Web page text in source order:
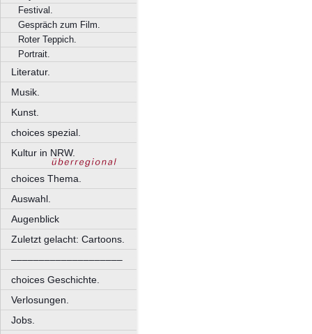
Festival.
Gespräch zum Film.
Roter Teppich.
Portrait.
Literatur.
Musik.
Kunst.
choices spezial.
Kultur in NRW.
choices Thema.
Auswahl.
Augenblick
Zuletzt gelacht: Cartoons.
––––––––––––––––––––
choices Geschichte.
Verlosungen.
Jobs.